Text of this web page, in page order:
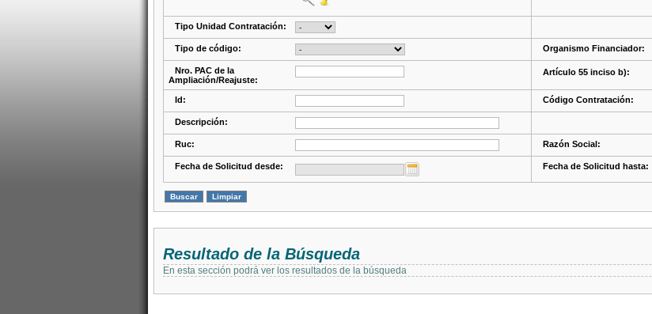
Tipo Unidad Contratación:
Tipo de código: Organismo Financiador:
Nro. PAC de la
Ampliación/Reajuste:
Artículo 55 inciso b):
Id: Código Contratación:
Descripción:
Ruc: Razón Social:
Fecha de Solicitud desde: Fecha de Solicitud hasta:
Resultado de la Búsqueda
En esta sección podrá ver los resultados de la búsqueda